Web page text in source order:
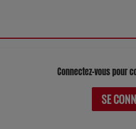
Connectez-vous pour
SE